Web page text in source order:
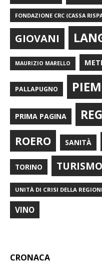
FONDAZIONE CRC (CASSA
GIOVANI
MAURIZIO MARELLO
PALLAPUGNO
PRIMA PAGINA
ROERO SANITÀ
TORINO TURISMO
UNITÀ DI CRISI DELLA
VINO
CRONACA